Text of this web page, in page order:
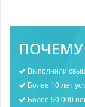
Выполнили
Более 10 лет
Более 50 000